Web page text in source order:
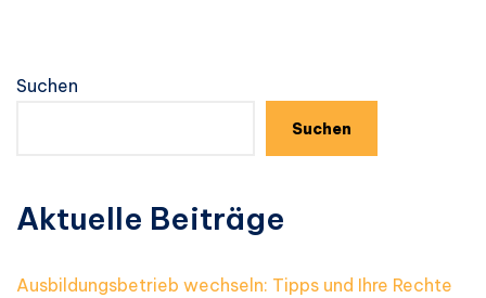
Suchen
Suchen
Aktuelle Beiträge
Ausbildungsbetrieb wechseln: Tipps und Ihre Rechte